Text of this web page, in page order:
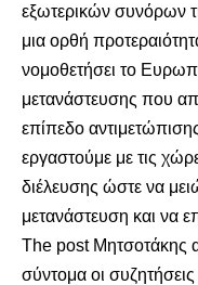
εξωτερικών συνόρων
μια ορθή
νομοθετήσει το
μετανάστευσης που
επίπεδο
εργαστούμε με τις
διέλευσης ώστε να
μετανάστευση και να
The post Μητσοτάκης
σύντομα οι